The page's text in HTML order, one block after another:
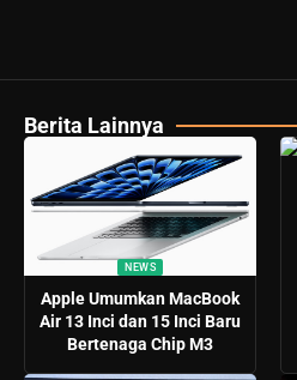
Berita Lainnya
NEWS
Apple Umumkan MacBook
Air 13 Inci dan 15 Inci Baru
Bertenaga Chip M3